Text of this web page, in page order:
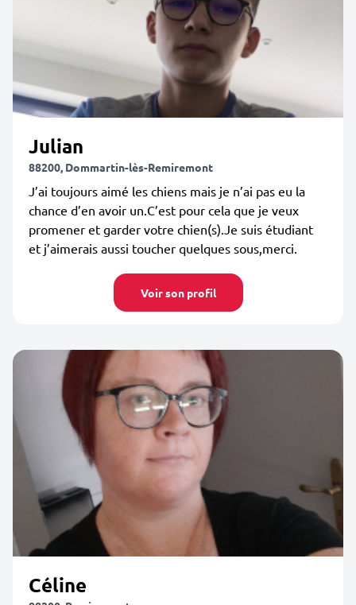
Julian
88200, Dommartin-lès-Remiremont
J’ai toujours aimé les chiens mais je n’ai pas eu la
chance d’en avoir un.C’est pour cela que je veux
promener et garder votre chien(s).Je suis étudiant
et j’aimerais aussi toucher quelques sous,merci.
Voir son profil
Céline